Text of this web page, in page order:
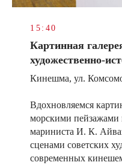
15:40
Картинная
художественно-
Кинешма, ул.
Вдохновляемся
морскими пейзажами
мариниста И. К.
сценами советских
современных